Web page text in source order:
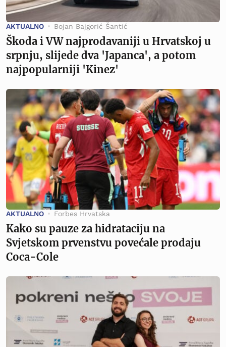
AKTUALNO Bojan Bajgorić Šantić
Škoda i VW najprodavaniji u Hrvatskoj u
srpnju, slijede dva 'Japanca', a potom
najpopularniji 'Kinez'
AKTUALNO Forbes Hrvatska
Kako su pauze za hidrataciju na
Svjetskom prvenstvu povećale prodaju
Coca-Cole